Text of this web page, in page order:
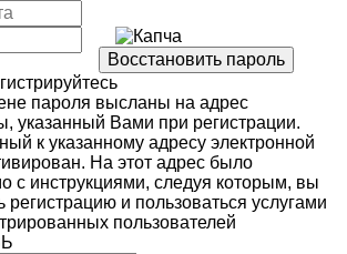
пароля высланы на адрес
указанный Вами при регистрации.
к указанному адресу электронной
На этот адрес было
с инструкциями, следуя которым, вы
регистрацию и пользоваться услугами
пользователей